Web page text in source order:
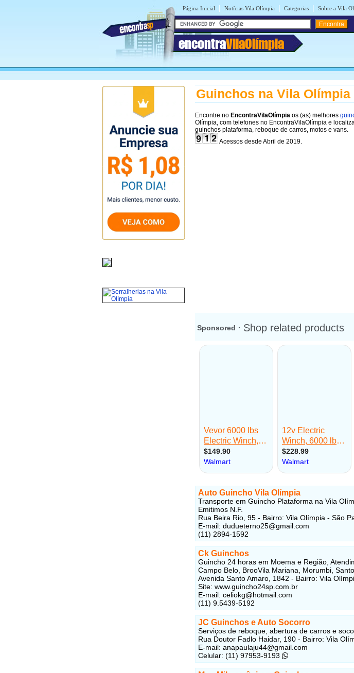
Página Inicial | Notícias Vila Olímpia | Categorias | Sobre a Vila
encontraVilaOlímpia
Guinchos na Vila Olímpia
Encontre no EncontraVilaOlímpia os (as) melhores
Olímpia, com telefones no EncontraVilaOlímpia e
guinchos plataforma, reboque de carros, motos e vans.
Acessos desde Abril de 2019.
Auto Guincho Vila Olímpia
Transporte em Guincho Plataforma na Vila
Emitimos N.F.
Rua Beira Rio, 95 - Bairro: Vila Olímpia - São
E-mail: dudueterno25@gmail.com
(11) 2894-1592
Ck Guinchos
Guincho 24 horas em Moema e Região,
Campo Belo, BrooVila Mariana, Morumbi,
Avenida Santo Amaro, 1842 - Bairro: Vila
Site: www.guincho24sp.com.br
E-mail: celiokg@hotmail.com
(11) 9.5439-5192
JC Guinchos e Auto Socorro
Serviços de reboque, abertura de carros e
Rua Doutor Fadlo Haidar, 190 - Bairro: Vila
E-mail: anapaulaju44@gmail.com
Celular: (11) 97953-9193